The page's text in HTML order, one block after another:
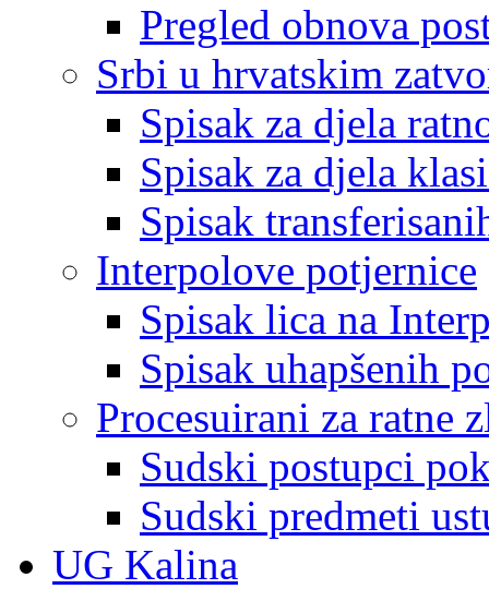
Pregled obnova
Srbi u hrvatskim
Spisak za djela
Spisak za djela
Spisak
Interpolove potjernice
Spisak lica na
Spisak uhapšenih
Procesuirani za ratne
Sudski postupci
Sudski predmeti
UG Kalina